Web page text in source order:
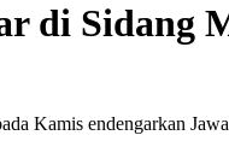
di Sidang